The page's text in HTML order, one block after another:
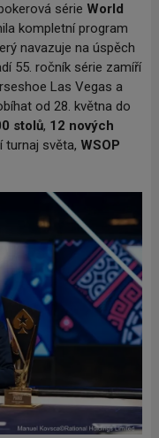
série World
kompletní program
navazuje na úspěch
55. ročník série zamíří
Las Vegas a
od 28. května do
stolů, 12 nových
světa, WSOP